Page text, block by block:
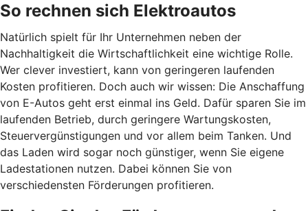
So rechnen sich Elektroautos
Natürlich spielt für Ihr Unternehmen neben der
Nachhaltigkeit die Wirtschaftlichkeit eine wichtige Rolle.
Wer clever investiert, kann von geringeren laufenden
Kosten profitieren. Doch auch wir wissen: Die Anschaffung
von E-Autos geht erst einmal ins Geld. Dafür sparen Sie im
laufenden Betrieb, durch geringere Wartungskosten,
Steuervergünstigungen und vor allem beim Tanken. Und
das Laden wird sogar noch günstiger, wenn Sie eigene
Ladestationen nutzen. Dabei können Sie von
verschiedensten Förderungen profitieren.